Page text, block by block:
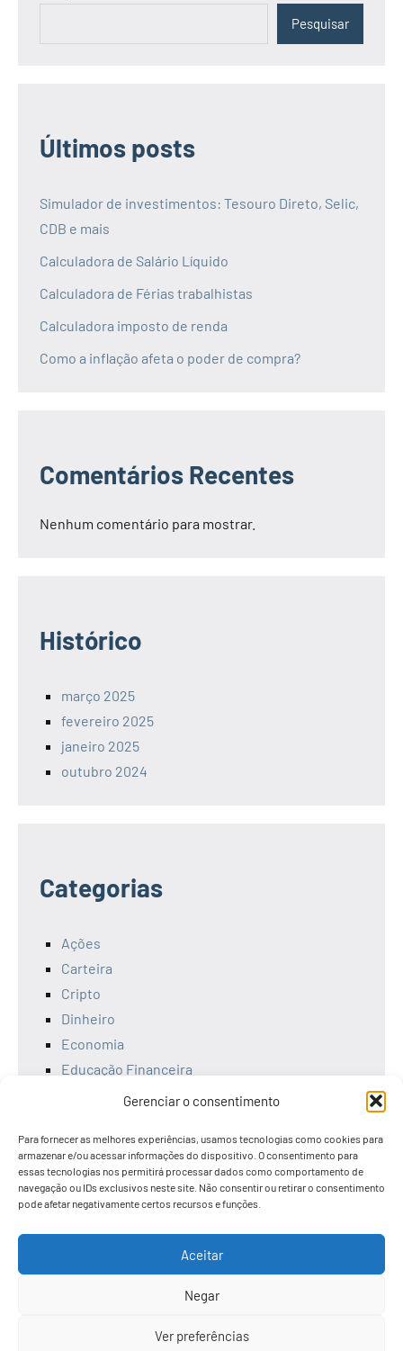
Gerenciar o consentimento
Para fornecer as melhores experiências, usamos tecnologias como cookies para
armazenar e/ou acessar informações do dispositivo. O consentimento para
essas tecnologias nos permitirá processar dados como comportamento de
navegação ou IDs exclusivos neste site. Não consentir ou retirar o consentimento
pode afetar negativamente certos recursos e funções.
Aceitar
Negar
Ver preferências
Pesquisar
Últimos posts
Simulador de investimentos: Tesouro Direto, Selic,
CDB e mais
Calculadora de Salário Líquido
Calculadora de Férias trabalhistas
Calculadora imposto de renda
Como a inflação afeta o poder de compra?
Comentários Recentes
Nenhum comentário para mostrar.
Histórico
março 2025
fevereiro 2025
janeiro 2025
outubro 2024
Categorias
Ações
Carteira
Cripto
Dinheiro
Economia
Educação Financeira
Empreendedorismo
Finanças
Investimentos
Livros
Uncategorized